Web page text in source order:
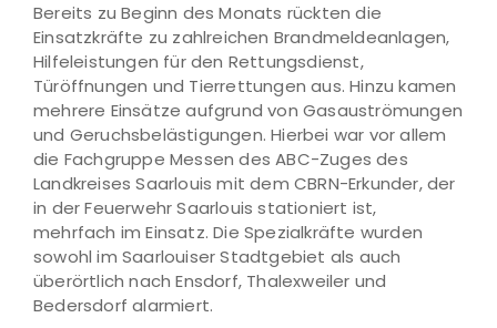
Bereits zu Beginn des Monats rückten die
Einsatzkräfte zu zahlreichen Brandmeldeanlagen,
Hilfeleistungen für den Rettungsdienst,
Türöffnungen und Tierrettungen aus. Hinzu kamen
mehrere Einsätze aufgrund von Gasauströmungen
und Geruchsbelästigungen. Hierbei war vor allem
die Fachgruppe Messen des ABC-Zuges des
Landkreises Saarlouis mit dem CBRN-Erkunder, der
in der Feuerwehr Saarlouis stationiert ist,
mehrfach im Einsatz. Die Spezialkräfte wurden
sowohl im Saarlouiser Stadtgebiet als auch
überörtlich nach Ensdorf, Thalexweiler und
Bedersdorf alarmiert.